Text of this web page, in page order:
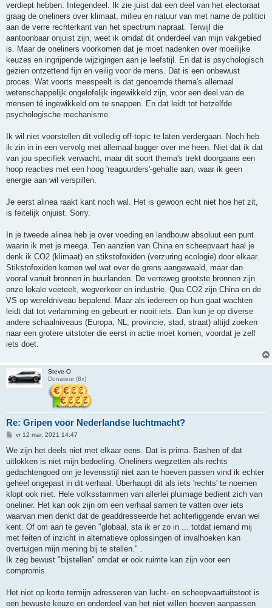
verdiept hebben. Integendeel. Ik zie juist dat een deel van het electoraat
graag de oneliners over klimaat, milieu en natuur van met name de politici
aan de verre rechterkant van het spectrum napraat. Terwijl die
aantoonbaar onjuist zijn, weet ik omdat dit onderdeel van mijn vakgebied
is. Maar de oneliners voorkomen dat je moet nadenken over moeilijke
keuzes en ingrijpende wijzigingen aan je leefstijl. En dat is psychologisch
gezien ontzettend fijn en veilig voor de mens. Dat is een onbewust
proces. Wat voorts meespeelt is dat genoemde thema's allemaal
wetenschappelijk ongelofelijk ingewikkeld zijn, voor een deel van de
mensen té ingewikkeld om te snappen. En dat leidt tot hetzelfde
psychologische mechanisme.
Ik wil niet voorstellen dit volledig off-topic te laten verdergaan. Noch heb
ik zin in in een vervolg met allemaal bagger over me heen. Niet dat ik dat
van jou specifiek verwacht, maar dit soort thema's trekt doorgaans een
hoop reacties met een hoog 'reaguurders'-gehalte aan, waar ik geen
energie aan wil verspillen.
Je eerst alinea raakt kant noch wal. Het is gewoon echt niet hoe het zit,
is feitelijk onjuist. Sorry.
In je tweede alinea heb je over voeding en landbouw absoluut een punt
waarin ik met je meega. Ten aanzien van China en scheepvaart haal je
denk ik CO2 (klimaat) en stikstofoxiden (verzuring ecologie) door elkaar.
Stikstofoxiden komen wel wat over de grens aangewaaid, maar dan
vooral vanuit bronnen in buurlanden. De verreweg grootste bronnen zijn
onze lokale veeteelt, wegverkeer en industrie. Qua CO2 zijn China en de
VS op wereldniveau bepalend. Maar als iedereen op hun gaat wachten
leidt dat tot verlamming en gebeurt er nooit iets. Dan kun je op diverse
andere schaalniveaus (Europa, NL, provincie, stad, straat) altijd zoeken
naar een grotere uitstoter die eerst in actie moet komen, voordat je zelf
iets doet.
Steve-O
Donateur (8x)
Re: Gripen voor Nederlandse luchtmacht?
B
r
c
h
vr 12 mar, 2021 14:47
We zijn het deels niet met elkaar eens. Dat is prima. Bashen of dat
uitlokken is niet mijn bedoeling. Oneliners wegzetten als rechts
gedachtengoed om je levensstijl niet aan te hoeven passen vind ik echter
geheel ongepast in dit verhaal. Überhaupt dit als iets 'rechts' te noemen
klopt ook niet. Hele volksstammen van allerlei pluimage bedient zich van
oneliner. Het kan ook zijn om een verhaal samen te vatten over iets
waarvan men denkt dat de geaddresseerde het achterliggende ervan wel
kent. Of om aan te geven "globaal, sta ik er zo in ... totdat iemand mij
met feiten of inzicht in alternatieve oplossingen of invalhoeken kan
overtuigen mijn mening bij te stellen." .
Ik zeg bewust "bijstellen" omdat er ook ruimte kan zijn voor een
compromis.
Het niet op korte termijn adresseren van lucht- en scheepvaartuitstoot is
een bewuste keuze en onderdeel van het niet willen hoeven aanpassen